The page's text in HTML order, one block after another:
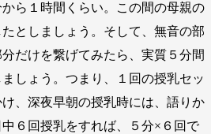
ら１時間くらい。この間の母親の
としましょう。そして、無音の部
だけを繋げてみたら、実質５分間
しょう。つまり、１回の授乳セッ
、深夜早朝の授乳時には、語りか
６回授乳をすれば、５分×６回で